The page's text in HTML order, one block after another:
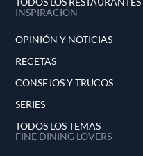
INSPIRACIÓN
OPINIÓN Y NOTICIAS
RECETAS
CONSEJOS Y TRUCOS
SERIES
TODOS LOS TEMAS
FINE DINING LOVERS